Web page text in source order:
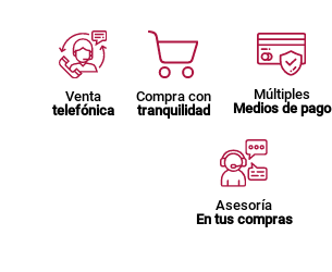
Venta
telefónica
Compra con
tranquilidad
Múltiples
Medios de pago
Asesoría
En tus compras